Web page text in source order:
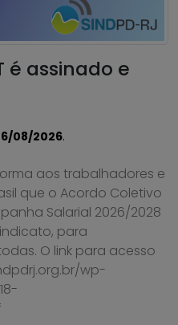
é assinado e
08/2026.
aos trabalhadores e
que o Acordo Coletivo
Salarial 2026/2028
para
O link para acesso
wp-